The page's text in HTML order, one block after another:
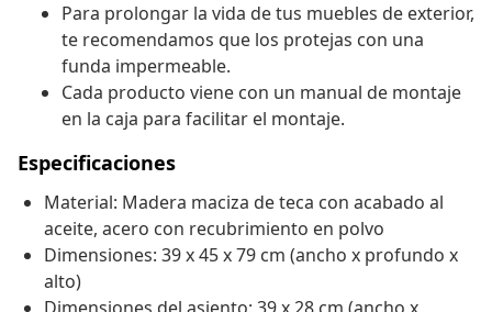
Para prolongar la vida de tus muebles de exterior,
te recomendamos que los protejas con una
funda impermeable.
Cada producto viene con un manual de montaje
en la caja para facilitar el montaje.
Especificaciones
Material: Madera maciza de teca con acabado al
aceite, acero con recubrimiento en polvo
Dimensiones: 39 x 45 x 79 cm (ancho x profundo x
alto)